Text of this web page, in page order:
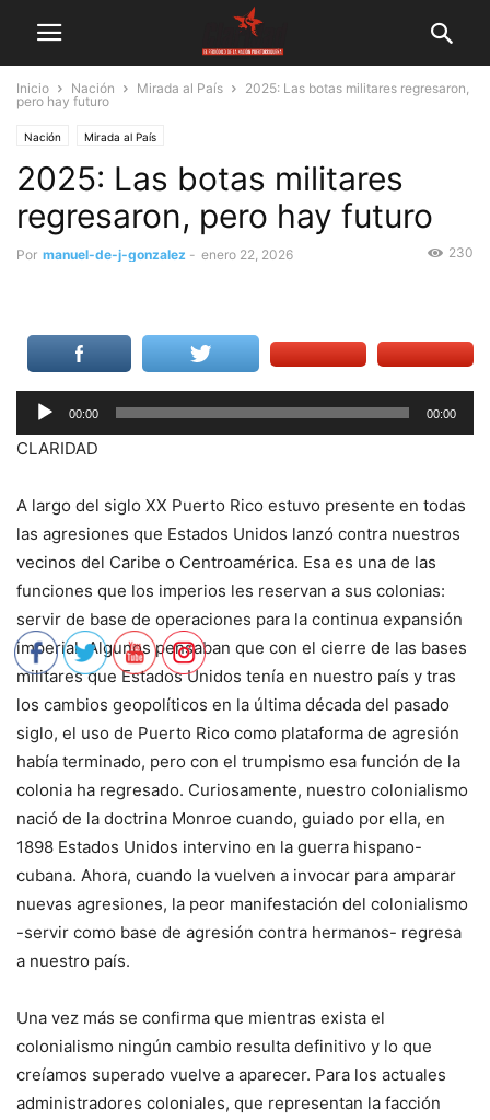
Inicio Nación Mirada al País
2025: Las botas militares regresaron,
pero hay futuro
Nación Mirada al País
2025: Las botas militares
regresaron, pero hay futuro
Por manuel-de-j-gonzalez - enero 22, 2026 230
Reproductor
de
audio
00:00 00:00
CLARIDAD
A largo del siglo XX Puerto Rico estuvo presente en todas
las agresiones que Estados Unidos lanzó contra nuestros
vecinos del Caribe o Centroamérica. Esa es una de las
funciones que los imperios les reservan a sus colonias:
servir de base de operaciones para la continua expansión
imperial. Algunos pensaban que con el cierre de las bases
militares que Estados Unidos tenía en nuestro país y tras
los cambios geopolíticos en la última década del pasado
siglo, el uso de Puerto Rico como plataforma de agresión
había terminado, pero con el trumpismo esa función de la
colonia ha regresado. Curiosamente, nuestro colonialismo
nació de la doctrina Monroe cuando, guiado por ella, en
1898 Estados Unidos intervino en la guerra hispano-
cubana. Ahora, cuando la vuelven a invocar para amparar
nuevas agresiones, la peor manifestación del colonialismo
-servir como base de agresión contra hermanos- regresa
a nuestro país.
Una vez más se confirma que mientras exista el
colonialismo ningún cambio resulta definitivo y lo que
creíamos superado vuelve a aparecer. Para los actuales
administradores coloniales, que representan la facción